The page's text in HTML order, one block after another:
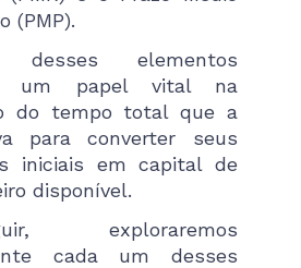
(PMP).
elementos
um papel vital na
do tempo total que a
para converter seus
iniciais em capital de
disponível.
exploraremos
cada um desses